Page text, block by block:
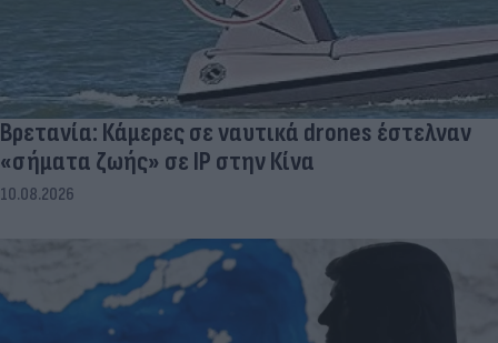
Βρετανία: Κάμερες σε ναυτικά drones έστελναν
«σήματα ζωής» σε IP στην Κίνα
10.08.2026